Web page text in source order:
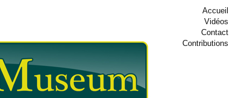
Accueil
Vidéos
Contact
Contributions